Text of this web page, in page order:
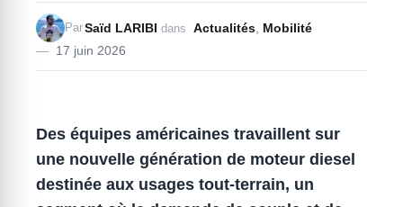
17 juin 2026
ParSaïd LARIBI dans Actualités Mobilité
Des équipes américaines travaillent sur
une nouvelle génération de moteur diesel
destinée aux usages tout-terrain, un